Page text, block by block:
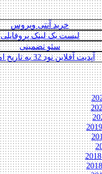
خرید آنتی ویروس
لیست بک لینک پروفایلی
سئو تضمینی
آپدیت آفلاین نود 32 به تاریخ امروز